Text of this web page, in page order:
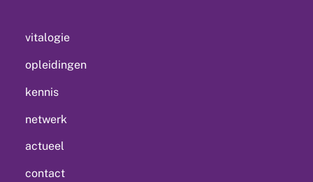
vitalogie
opleidingen
kennis
netwerk
actueel
contact